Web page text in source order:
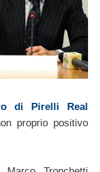
di Pirelli Real
proprio positivo